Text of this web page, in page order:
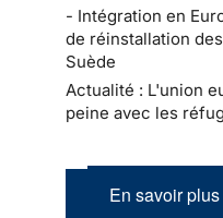
- Intégration en
de réinstallation
Suède
Actualité : L'union
peine avec les
En savoir plus